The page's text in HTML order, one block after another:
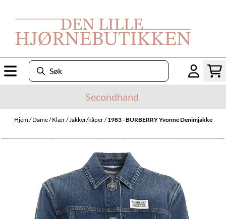
Secondhand
Hjem/Dame/Klær/Jakker/kåper/1983 - BURBERRY Yvonne Denimjakke